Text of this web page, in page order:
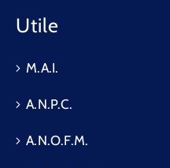
Utile
M.A.I.
A.N.P.C.
A.N.O.F.M.